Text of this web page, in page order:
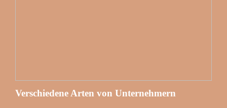
Verschiedene Arten von Unternehmern